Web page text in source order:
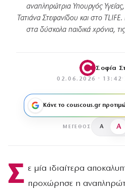
αναπληρώτρια Υπουργός
Τατιάνα Στεφανίδου και στο
στα δύσκολα παιδικά χρόνια,
Σοφία
02.06.2026 · 13:42 ·
Κάνε το couscous.gr
ΜΈΓΕΘΟΣ A A
Σ ε μία ιδιαίτερα
προχώρησε η